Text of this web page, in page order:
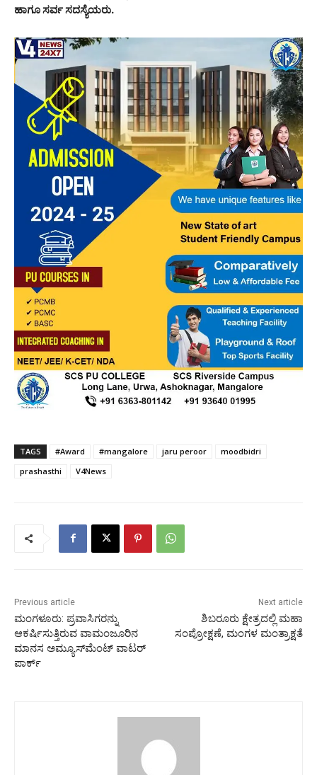
ಹಾಗೂ ಸರ್ವ ಸದಸ್ಯೆಯರು.
TAGS #Award #mangalore jaru peroor
moodbidri
prashasthi
V4News
Previous article
ಮಂಗಳೂರು: ಪ್ರವಾಸಿಗರನ್ನು
ಆಕರ್ಷಿಸುತ್ತಿರುವ ವಾಮಂಜೂರಿನ
ಮಾನಸ ಅಮ್ಯೂಸ್‌ಮೆಂಟ್ ವಾಟರ್
ಪಾರ್ಕ್
Next article
ಶಿಬರೂರು ಕ್ಷೇತ್ರದಲ್ಲಿ ಮಹಾ
ಸಂಪ್ರೋಕ್ಷಣೆ, ಮಂಗಳ ಮಂತ್ರಾಕ್ಷತೆ